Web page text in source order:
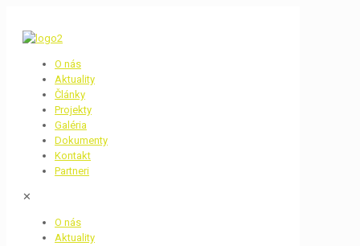
O nás
Aktuality
Články
Projekty
Galéria
Dokumenty
Kontakt
Partneri
✕
O nás
Aktuality